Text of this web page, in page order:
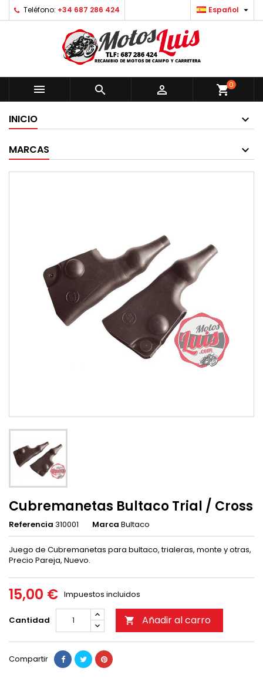
Teléfono: +34 687 286 424 Español 
   shopping_cart0
INICIO
MARCAS
Cubremanetas Bultaco Trial / Cross
Referencia 310001 Marca Bultaco
Juego de Cubremanetas para bultaco, trialeras, monte y otras,
Precio Pareja, Nuevo.
15,00 € Impuestos incluidos
Cantidad  Añadir al carro
Compartir